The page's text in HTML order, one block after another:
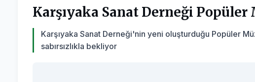
Karşıyaka Sanat Derneği Popüler
Karşıyaka Sanat Derneği'nin yeni oluşturduğu Popüler
sabırsızlıkla bekliyor